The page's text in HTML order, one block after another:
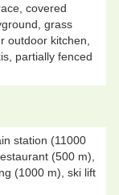
covered
grass
outdoor kitchen,
partially fenced
station (11000
(500 m),
(1000 m), ski lift